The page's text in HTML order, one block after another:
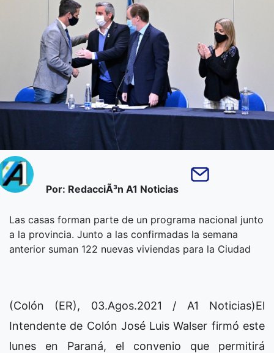
Por: RedacciÃ³n A1 Noticias
Las casas forman parte de un programa nacional junto
a la provincia. Junto a las confirmadas la semana
anterior suman 122 nuevas viviendas para la Ciudad
(Colón (ER), 03.Agos.2021 / A1 Noticias)El
Intendente de Colón José Luis Walser firmó este
lunes en Paraná, el convenio que permitirá